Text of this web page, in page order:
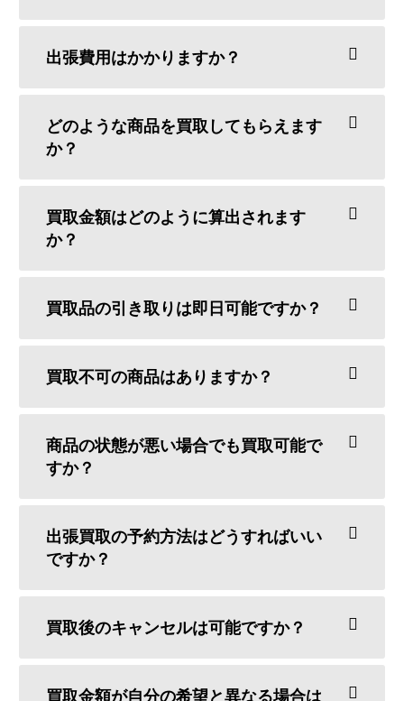
出張費用はかかりますか？
どのような商品を買取してもらえます
か？
買取金額はどのように算出されます
か？
買取品の引き取りは即日可能ですか？
買取不可の商品はありますか？
商品の状態が悪い場合でも買取可能で
すか？
出張買取の予約方法はどうすればいい
ですか？
買取後のキャンセルは可能ですか？
買取金額が自分の希望と異なる場合は